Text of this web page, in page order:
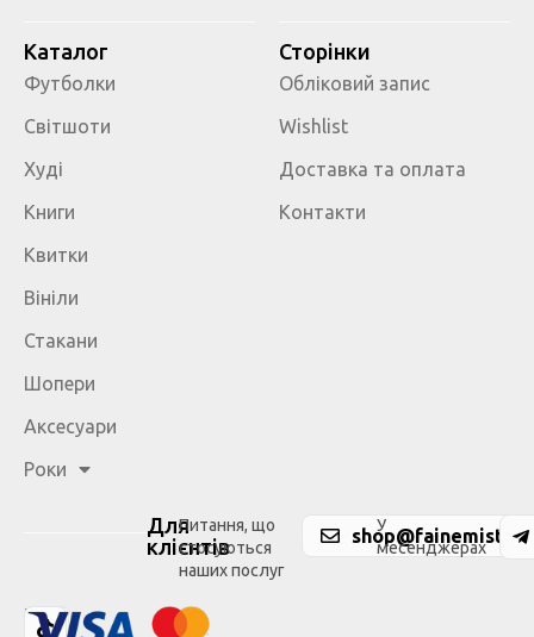
Каталог
Футболки
Світшоти
Худі
Книги
Квитки
Вініли
Стакани
Шопери
Аксесуари
Роки
Сторінки
Обліковий запис
Wishlist
Доставка та оплата
Контакти
Для
клієнтів
Питання, що
стосуються
наших послуг
У
месенджерах
Ми